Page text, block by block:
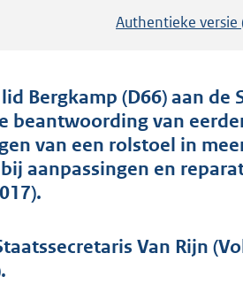
Authentieke versie
Bergkamp (D66) aan
beantwoording van
van een rolstoel in
aanpassingen en
Van Rijn